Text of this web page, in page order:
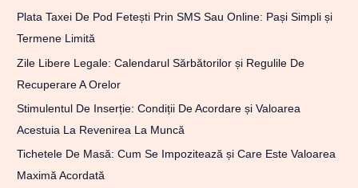
Plata Taxei De Pod Fetești Prin SMS Sau Online: Pași Simpli și
Termene Limită
Zile Libere Legale: Calendarul Sărbătorilor și Regulile De
Recuperare A Orelor
Stimulentul De Inserție: Condiții De Acordare și Valoarea
Acestuia La Revenirea La Muncă
Tichetele De Masă: Cum Se Impozitează și Care Este Valoarea
Maximă Acordată